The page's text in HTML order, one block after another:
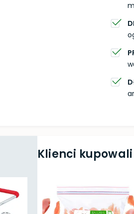
Klienci